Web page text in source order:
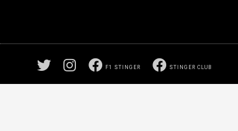
F1 STINGER STINGER CLUB